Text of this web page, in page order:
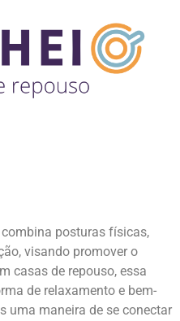
posturas físicas,
visando promover o
casas de repouso, essa
de relaxamento e bem-
uma maneira de se conectar